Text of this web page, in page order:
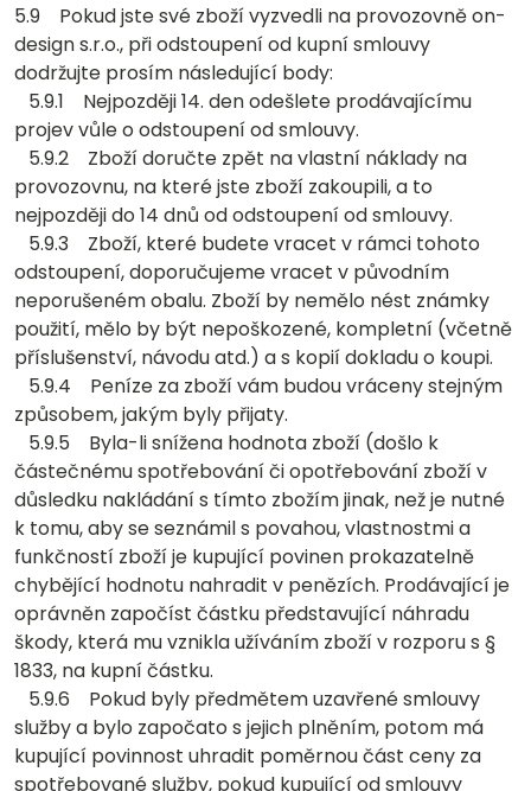
5.9 Pokud jste své zboží vyzvedli na provozovně on-
design s.r.o., při odstoupení od kupní smlouvy
dodržujte prosím následující body:
5.9.1 Nejpozději 14. den odešlete prodávajícímu
projev vůle o odstoupení od smlouvy.
5.9.2 Zboží doručte zpět na vlastní náklady na
provozovnu, na které jste zboží zakoupili, a to
nejpozději do 14 dnů od odstoupení od smlouvy.
5.9.3 Zboží, které budete vracet v rámci tohoto
odstoupení, doporučujeme vracet v původním
neporušeném obalu. Zboží by nemělo nést známky
použití, mělo by být nepoškozené, kompletní (včetně
příslušenství, návodu atd.) a s kopií dokladu o koupi.
5.9.4 Peníze za zboží vám budou vráceny stejným
způsobem, jakým byly přijaty.
5.9.5 Byla-li snížena hodnota zboží (došlo k
částečnému spotřebování či opotřebování zboží v
důsledku nakládání s tímto zbožím jinak, než je nutné
k tomu, aby se seznámil s povahou, vlastnostmi a
funkčností zboží je kupující povinen prokazatelně
chybějící hodnotu nahradit v penězích. Prodávající je
oprávněn započíst částku představující náhradu
škody, která mu vznikla užíváním zboží v rozporu s §
1833, na kupní částku.
5.9.6 Pokud byly předmětem uzavřené smlouvy
služby a bylo započato s jejich plněním, potom má
kupující povinnost uhradit poměrnou část ceny za
spotřebované služby, pokud kupující od smlouvy